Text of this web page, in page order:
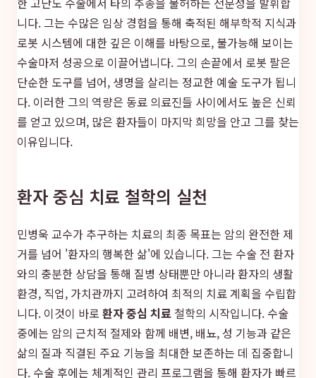
니다. 그는 수많은 임상 경험을 통해 축적된 해부학적 지식과
로봇 시스템에 대한 깊은 이해를 바탕으로, 불가능해 보이는
수술마저 성공으로 이끌어냅니다. 그의 손끝에서 로봇 팔은
단순한 도구를 넘어, 생명을 살리는 정교한 예술 도구가 됩니
다. 이러한 그의 역량은 동료 의료진들 사이에서도 높은 신뢰
를 얻고 있으며, 많은 환자들이 마지막 희망을 안고 그를 찾는
이유입니다.
환자 중심 치료 철학의 실천
민병욱 교수가 추구하는 치료의 최종 목표는 암의 완전한 제
거를 넘어 '환자의 행복한 삶'에 있습니다. 그는 수술 전 환자
와의 충분한 상담을 통해 질병 상태뿐만 아니라 환자의 생활
환경, 직업, 가치관까지 고려하여 최적의 치료 계획을 수립합
니다. 이것이 바로 환자 중심 치료 철학의 시작입니다. 수술
중에는 암의 근치적 절제와 함께 배변, 배뇨, 성 기능과 같은
삶의 질과 직결된 주요 기능을 최대한 보존하는 데 집중합니
다. 수술 후에는 체계적인 관리 프로그램을 통해 환자가 빠르